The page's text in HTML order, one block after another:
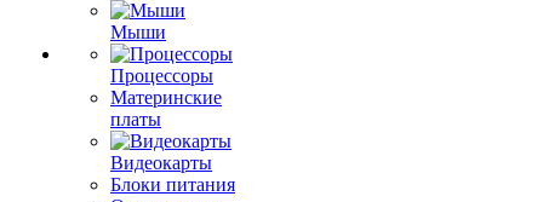
Мыши
Процессоры
Материнские
платы
Видеокарты
Блоки питания